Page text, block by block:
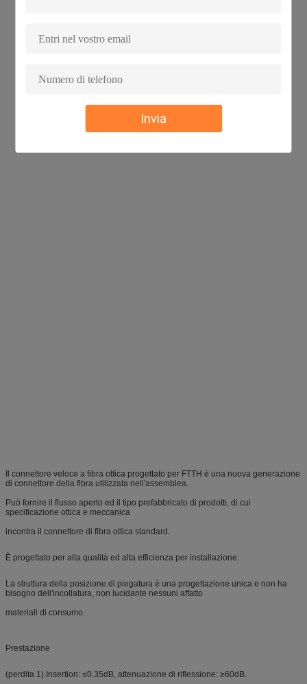
Invia
Il connettore veloce a fibra ottica progettato per FTTH è una nuova generazione
di connettore della fibra utilizzata nell'assemblea.
Può fornire il flusso aperto ed il tipo prefabbricato di prodotti, di cui
specificazione ottica e meccanica
incontra il connettore di fibra ottica standard.
È progettato per alta qualità ed alta efficienza per installazione.
La struttura della posizione di piegatura è una progettazione unica e non ha
bisogno dell'incollatura, non lucidante nessuni affatto
materiali di consumo.
Prestazione
(perdita 1).Insertion: ≤0.35dB, attenuazione di riflessione: ≥60dB.